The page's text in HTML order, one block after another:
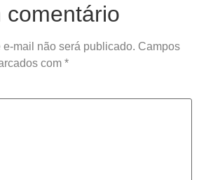
comentário
mail não será publicado. Campos
com *